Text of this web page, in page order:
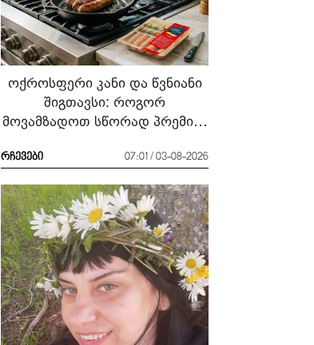
ოქროსფერი კანი და წვნიანი
შიგთავსი: როგორ
მოვამზადოთ სწორად პრემიუმ
„შეფმაისტერის“
რჩევები 07:01 / 03-08-2026